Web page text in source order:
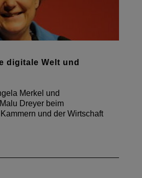
digitale Welt und
Merkel und
Dreyer beim
und der Wirtschaft